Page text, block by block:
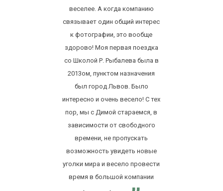
веселее. А когда компанию
связывает один общий интерес
к фотографии, это вообще
здорово! Моя первая поездка
со Школой Р. Рыбалева была в
2013ом, пунктом назначения
был город Львов. Было
интересно и очень весело! С тех
пор, мы с Димой стараемся, в
зависимости от свободного
времени, не пропускать
возможность увидеть новые
уголки мира и весело провести
время в большой компании